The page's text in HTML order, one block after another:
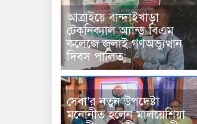
আত্রাইয়ে বান্দাইখাড়া
টেকনিক্যাল অ্যান্ড বিএম
কলেজে জুলাই গণঅভ্যুত্থান
দিবস পালিত;
সেবা’র নতুন উপদেষ্টা
মনোনীত হলেন মালয়েশিয়া